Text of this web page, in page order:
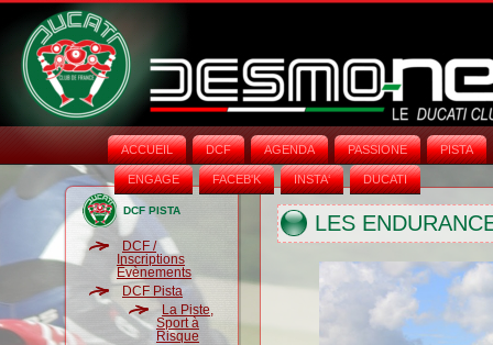
ACCUEIL DCF AGENDA PASSIONE PISTA
ENGAGE FACEB'K INSTA‘ DUCATI
DCF PISTA
DCF /
Inscriptions
Évènements
DCF Pista
La Piste,
Sport à
Risque
LES